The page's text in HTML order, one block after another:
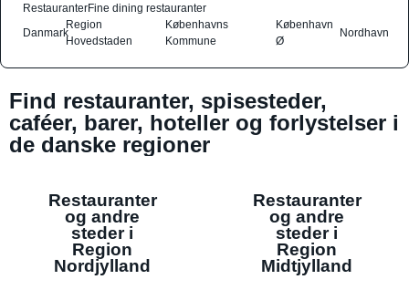
RestauranterFine dining restauranter
Danmark
Region
Hovedstaden
Københavns
Kommune
København
Ø
Nordhavn
Find restauranter, spisesteder,
caféer, barer, hoteller og forlystelser i
de danske regioner
Restauranter
og andre
steder i
Region
Nordjylland
Restauranter
og andre
steder i
Region
Midtjylland